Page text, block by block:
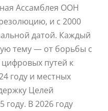
Ассамблея ООН
и с 2000
датой. Каждый
тему — от борьбы с
путей к
году и местных
Целей
году. В 2026 году